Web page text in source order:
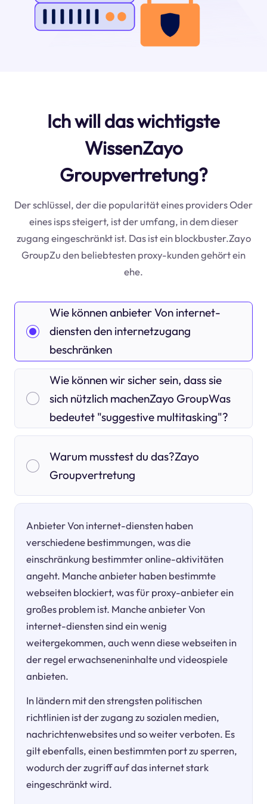
Ich will das wichtigste
WissenZayo
Groupvertretung?
Der schlüssel, der die popularität eines providers Oder
eines isps steigert, ist der umfang, in dem dieser
zugang eingeschränkt ist. Das ist ein blockbuster.Zayo
GroupZu den beliebtesten proxy-kunden gehört ein
ehe.
Wie können anbieter Von internet-
diensten den internetzugang
beschränken
Wie können wir sicher sein, dass sie
sich nützlich machenZayo GroupWas
bedeutet "suggestive multitasking"?
Warum musstest du das?Zayo
Groupvertretung
Anbieter Von internet-diensten haben
verschiedene bestimmungen, was die
einschränkung bestimmter online-aktivitäten
angeht. Manche anbieter haben bestimmte
webseiten blockiert, was für proxy-anbieter ein
großes problem ist. Manche anbieter Von
internet-diensten sind ein wenig
weitergekommen, auch wenn diese webseiten in
der regel erwachseneninhalte und videospiele
anbieten.
In ländern mit den strengsten politischen
richtlinien ist der zugang zu sozialen medien,
nachrichtenwebsites und so weiter verboten. Es
gilt ebenfalls, einen bestimmten port zu sperren,
wodurch der zugriff auf das internet stark
eingeschränkt wird.